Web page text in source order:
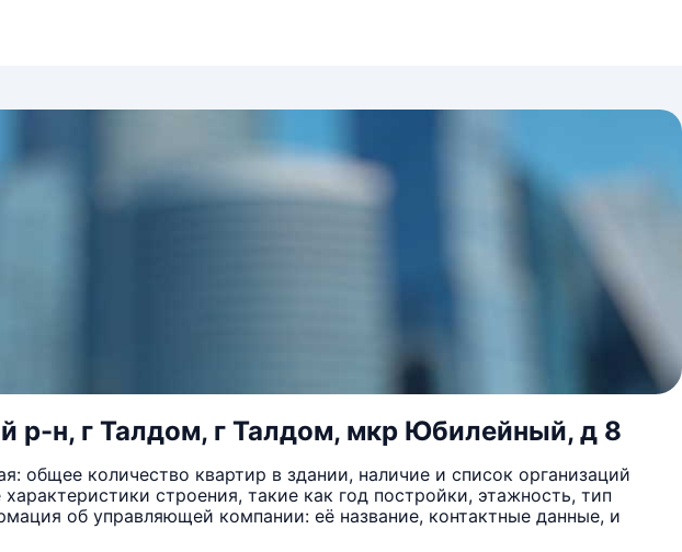
р-н, г Талдом, г Талдом, мкр Юбилейный, д 8
количество квартир в здании, наличие и список организаций
строения, такие как год постройки, этажность, тип
об управляющей компании: её название, контактные данные, и